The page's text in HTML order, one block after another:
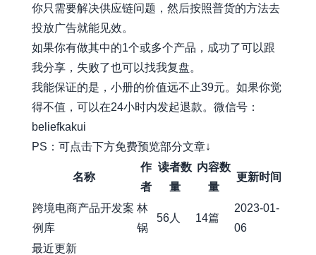
你只需要解决供应链问题，然后按照普货的方法去
投放广告就能见效。
如果你有做其中的1个或多个产品，成功了可以跟
我分享，失败了也可以找我复盘。
我能保证的是，小册的价值远不止39元。如果你觉
得不值，可以在24小时内发起退款。微信号：
beliefkakui
PS：可点击下方免费预览部分文章↓
名称
作
者
读者数
量
内容数
量
更新时间
跨境电商产品开发案
例库
林
锅
56人 14篇
2023-01-
06
最近更新